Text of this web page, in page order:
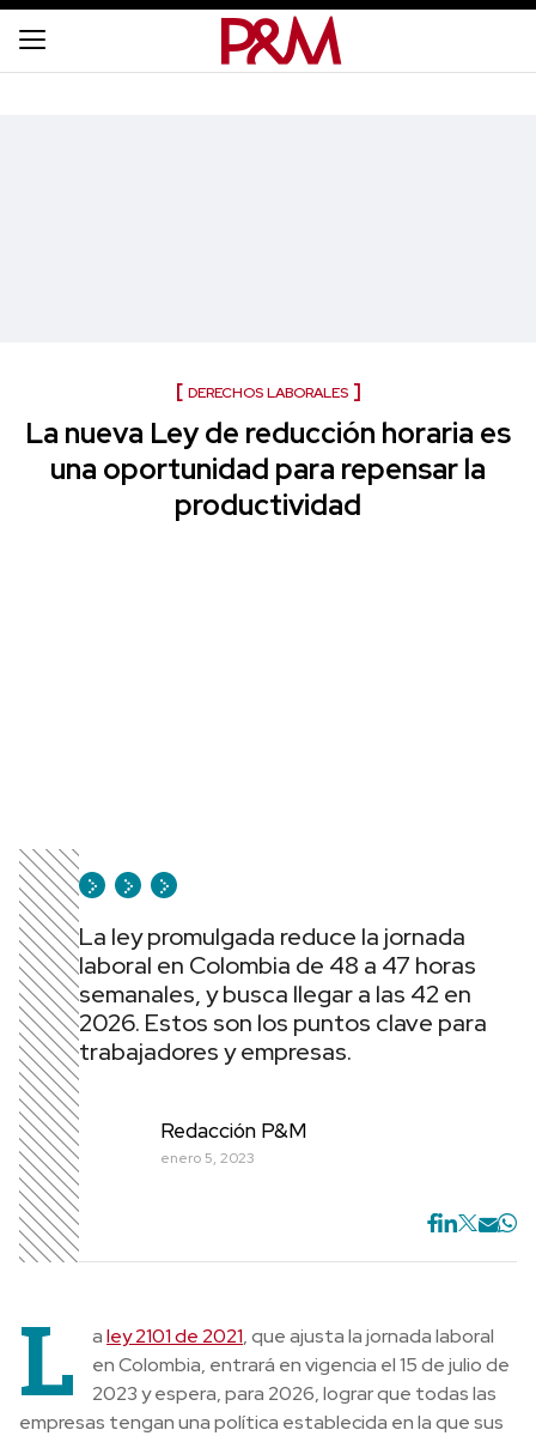
DERECHOS LABORALES
La nueva Ley de reducción horaria es
una oportunidad para repensar la
productividad
La ley promulgada reduce la jornada
laboral en Colombia de 48 a 47 horas
semanales, y busca llegar a las 42 en
2026. Estos son los puntos clave para
trabajadores y empresas.
Redacción P&M
enero 5, 2023
L aley 2101 de 2021, que ajusta la jornada laboral
en Colombia, entrará en vigencia el 15 de julio de
2023 y espera, para 2026, lograr que todas las
empresas tengan una política establecida en la que sus